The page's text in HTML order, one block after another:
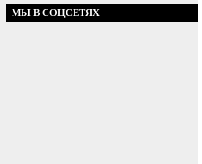
МЫ В СОЦСЕТЯХ